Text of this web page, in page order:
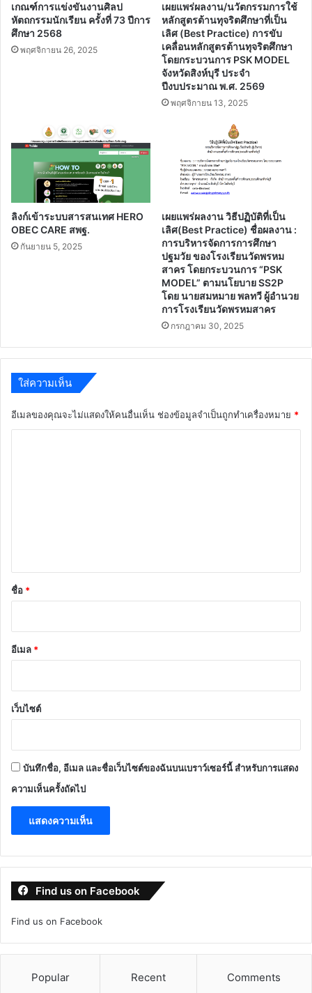
เกณฑ์การแข่งขันงานศิลป
หัตถกรรมนักเรียน ครั้งที่ 73 ปีการ
ศึกษา 2568
พฤศจิกายน 26, 2025
เผยแพร่ผลงาน/นวัตกรรมการใช้
หลักสูตรต้านทุจริตศึกษาที่เป็น
เลิศ (Best Practice) การขับ
เคลื่อนหลักสูตรต้านทุจริตศึกษา
โดยกระบวนการ PSK MODEL
จังหวัดสิงห์บุรี ประจํา
ปีงบประมาณ พ.ศ. 2569
พฤศจิกายน 13, 2025
ลิงก์เข้าระบบสารสนเทศ HERO
OBEC CARE สพฐ.
กันยายน 5, 2025
เผยแพร่ผลงาน วิธีปฏิบัติที่เป็น
เลิศ(Best Practice) ชื่อผลงาน :
การบริหารจัดการการศึกษา
ปฐมวัย ของโรงเรียนวัดพรหม
สาคร โดยกระบวนการ “PSK
MODEL” ตามนโยบาย SS2P
โดย นายสมหมาย พลทวี ผู้อำนวย
การโรงเรียนวัดพรหมสาคร
กรกฎาคม 30, 2025
ใส่ความเห็น
อีเมลของคุณจะไม่แสดงให้คนอื่นเห็น ช่องข้อมูลจำเป็นถูกทำเครื่องหมาย *
*
ชื่อ *
อีเมล *
เว็บไซต์
บันทึกชื่อ, อีเมล และชื่อเว็บไซต์ของฉันบนเบราว์เซอร์นี้ สำหรับการแสดง
ความเห็นครั้งถัดไป
Find us on Facebook
Find us on Facebook
Popular Recent Comments